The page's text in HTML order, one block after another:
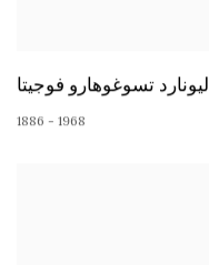
ليونارد تسوغوهارو فوجيتا
1886 - 1968